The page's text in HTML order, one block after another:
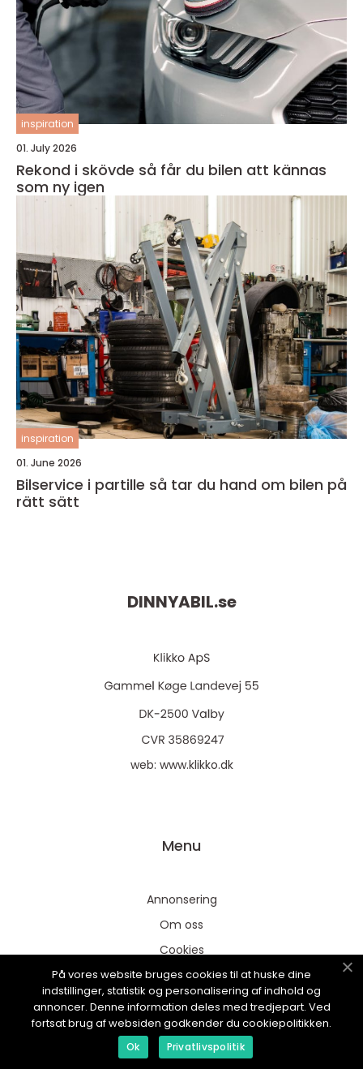
inspiration
01. July 2026
Rekond i skövde så får du bilen att kännas
som ny igen
inspiration
01. June 2026
Bilservice i partille så tar du hand om bilen på
rätt sätt
DINNYABIL.se
web: www.klikko.dk
Menu
Annonsering
Om oss
Cookies
Kontakta oss
Sitemap
På vores website bruges cookies til at huske dine
indstillinger, statistik og personalisering af indhold og
annoncer. Denne information deles med tredjepart. Ved
fortsat brug af websiden godkender du cookiepolitikken.
Ok Privatlivspolitik